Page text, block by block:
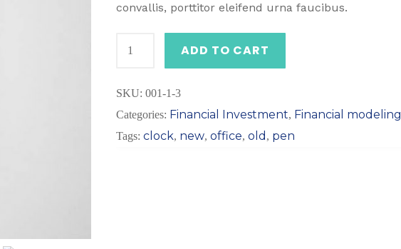
convallis, porttitor eleifend urna faucibus.
ADD TO CART
SKU: 001-1-3
Categories: Financial Investment, Financial modeling
Tags: clock, new, office, old , pen